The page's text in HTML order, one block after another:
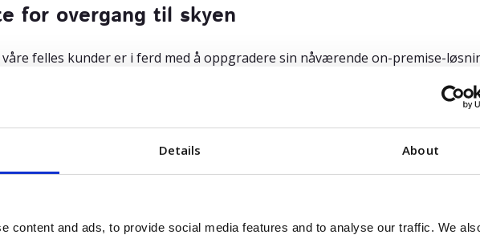
Details About
content and ads, to provide social media features and to analyse our traffic. We
for overgang til skyen
våre felles kunder er i ferd med å oppgradere sin nåværende on-premise-
kan Azets’ konsulenter tilby spesialisert sparring og validere
informasjon, vennligst kontakt:
Bærentzen, Head of Marketing & Partners,